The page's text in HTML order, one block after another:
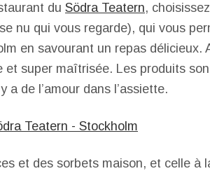
du Södra Teatern,
nu qui vous regarde), qui vous
en savourant un repas délicieux.
et super maîtrisée. Les produits
a de l’amour dans l’assiette.
et des sorbets maison, et celle à